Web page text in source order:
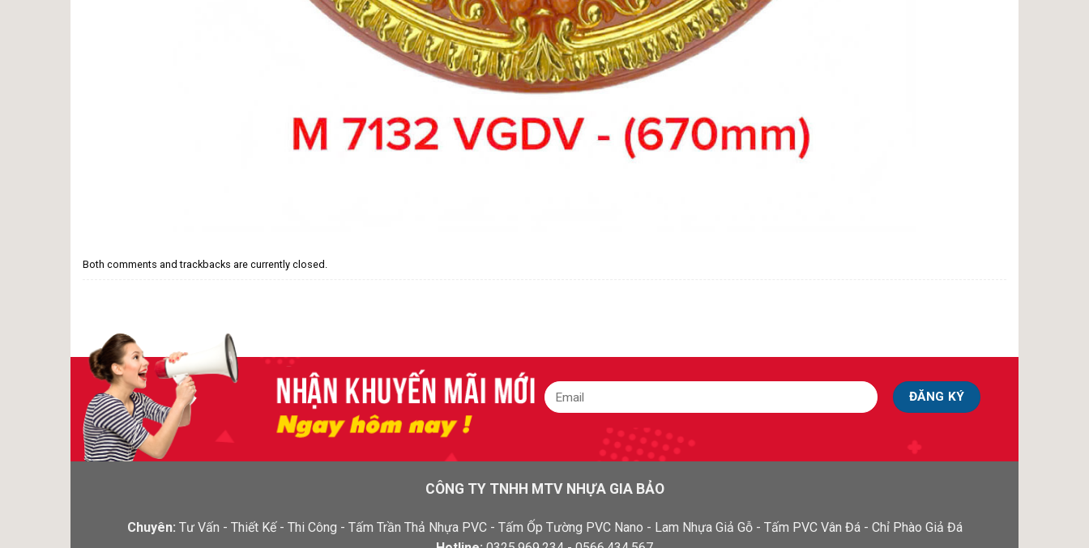
Both comments and trackbacks are currently closed.
CÔNG TY TNHH MTV NHỰA GIA BẢO
Chuyên: Tư Vấn - Thiết Kế - Thi Công - Tấm Trần Thả Nhựa PVC - Tấm Ốp Tường PVC Nano - Lam Nhựa Giả Gỗ - Tấm PVC Vân Đá - Chỉ Phào Giả Đá